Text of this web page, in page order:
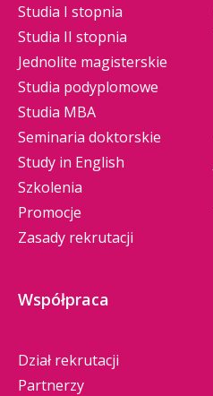
Studia I stopnia
Studia II stopnia
Jednolite magisterskie
Studia podyplomowe
Studia MBA
Seminaria doktorskie
Study in English
Szkolenia
Promocje
Zasady rekrutacji
Współpraca
Dział rekrutacji
Partnerzy